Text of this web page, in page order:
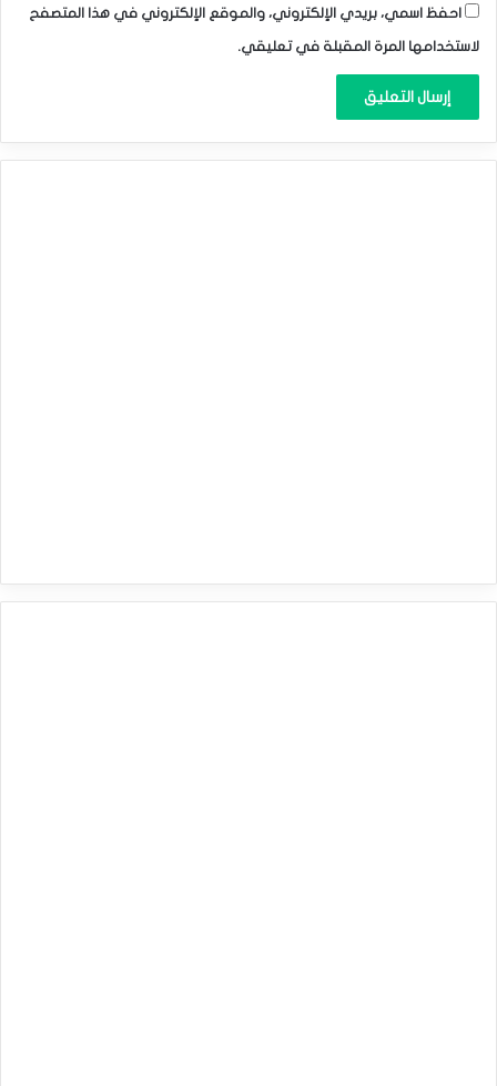
احفظ اسمي، بريدي الإلكتروني، والموقع الإلكتروني في هذا المتصفح
لاستخدامها المرة المقبلة في تعليقي.